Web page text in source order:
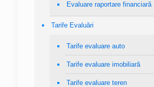
Evaluare raportare financiară
Tarife Evaluări
Tarife evaluare auto
Tarife evaluare imobiliară
Tarife evaluare teren